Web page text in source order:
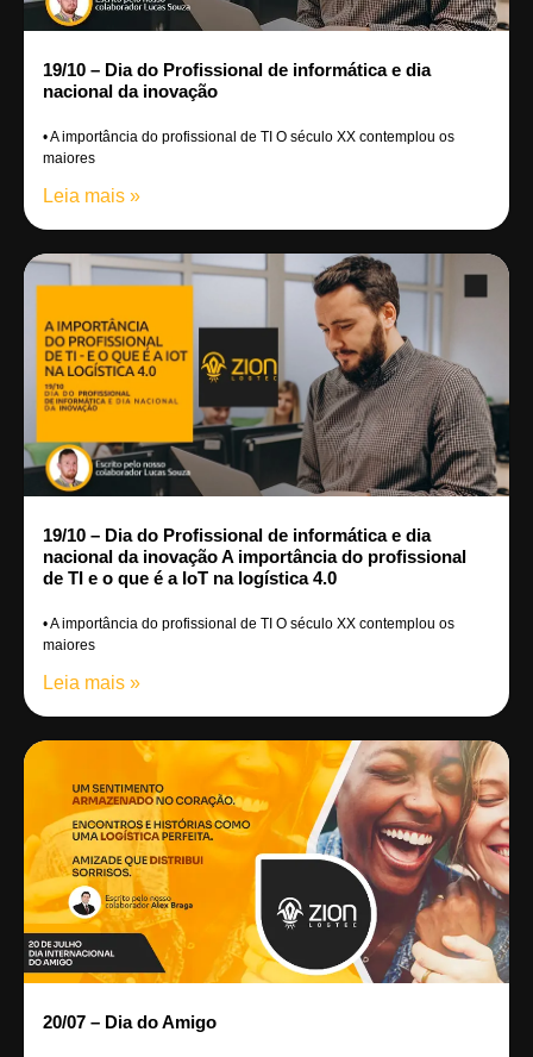
19/10 – Dia do Profissional de informática e dia
nacional da inovação
• A importância do profissional de TI O século XX contemplou os
maiores
Leia mais »
19/10 – Dia do Profissional de informática e dia
nacional da inovação A importância do profissional
de TI e o que é a IoT na logística 4.0
• A importância do profissional de TI O século XX contemplou os
maiores
Leia mais »
20/07 – Dia do Amigo